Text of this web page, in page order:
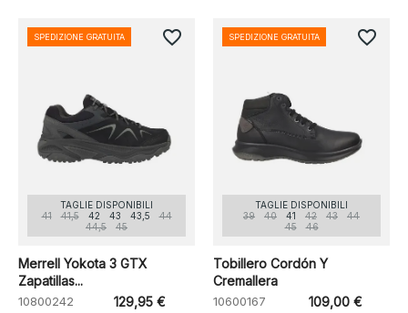
TAGLIE DISPONIBILI
41
41,5 42 43 43,5
44
44,5
45
Merrell Yokota 3 GTX
Zapatillas...
10800242 129,95 €
SPEDIZIONE GRATUITA favorite_border
TAGLIE DISPONIBILI
39
40 41 42 43
44
45
46
Tobillero Cordón Y
Cremallera
10600167 109,00 €
SPEDIZIONE GRATUITA favorite_border